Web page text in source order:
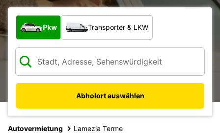
Welche Art von Fahrzeug?
Pkw Transporter & LKW
Abholort auswählen
Autovermietung Lamezia Terme